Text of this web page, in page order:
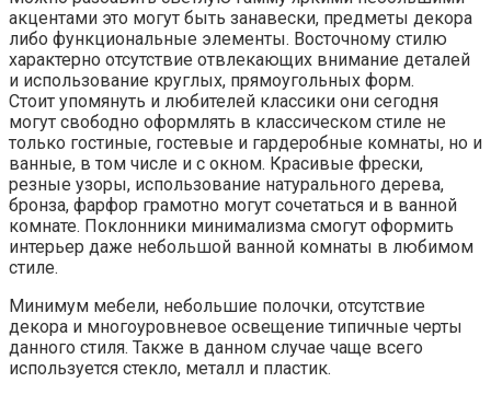
акцентами это могут быть занавески, предметы декора
либо функциональные элементы. Восточному стилю
характерно отсутствие отвлекающих внимание деталей
и использование круглых, прямоугольных форм.
Стоит упомянуть и любителей классики они сегодня
могут свободно оформлять в классическом стиле не
только гостиные, гостевые и гардеробные комнаты, но и
ванные, в том числе и с окном. Красивые фрески,
резные узоры, использование натурального дерева,
бронза, фарфор грамотно могут сочетаться и в ванной
комнате. Поклонники минимализма смогут оформить
интерьер даже небольшой ванной комнаты в любимом
стиле.
Минимум мебели, небольшие полочки, отсутствие
декора и многоуровневое освещение типичные черты
данного стиля. Также в данном случае чаще всего
используется стекло, металл и пластик.